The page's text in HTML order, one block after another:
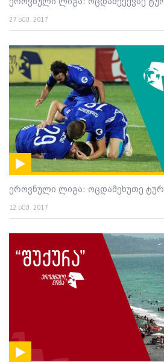
27 სექ. 2017
ეროვნული ლიგა: ოცდამეხუთე
12 სექ. 2017